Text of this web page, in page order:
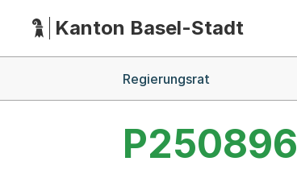
HauptnavigationKanton Basel-Stadt
Regierungsrat
P250896